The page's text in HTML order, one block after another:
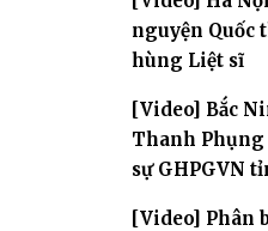
nguyện Quốc
hùng Liệt sĩ
[Video] Bắc
Thanh
sự GHPGVN
[Video] Phân